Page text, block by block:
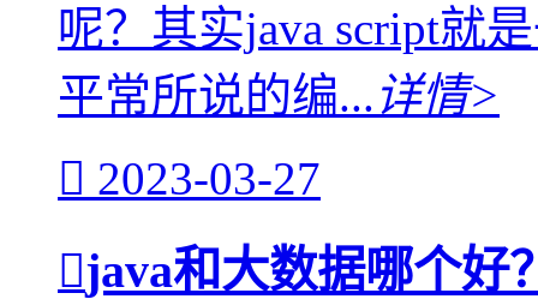
呢？其实java script就
平常所说的编...详情>
2023-03-27
java和大数据哪个好